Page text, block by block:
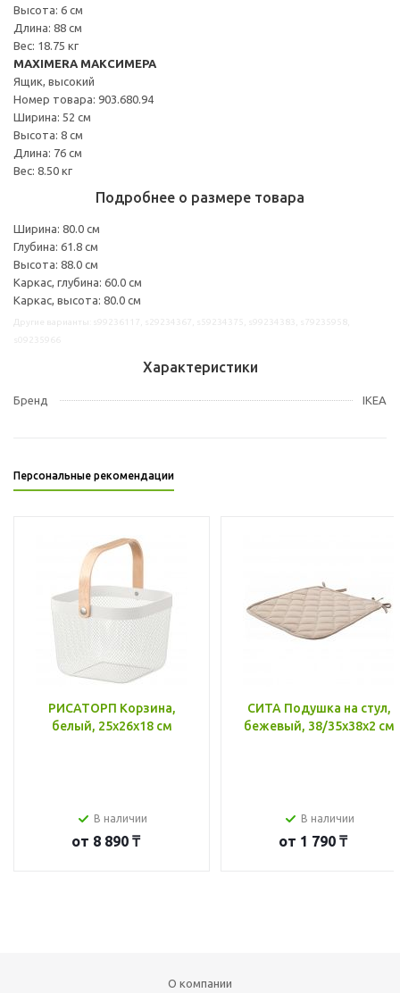
Высота: 6 см
Длина: 88 см
Вес: 18.75 кг
MAXIMERA МАКСИМЕРА
Ящик, высокий
Номер товара: 903.680.94
Ширина: 52 см
Высота: 8 см
Длина: 76 см
Вес: 8.50 кг
Подробнее о размере товара
Ширина: 80.0 см
Глубина: 61.8 см
Высота: 88.0 см
Каркас, глубина: 60.0 см
Каркас, высота: 80.0 см
Характеристики
Бренд IKEA
Персональные рекомендации
РИСАТОРП Корзина,
белый, 25x26x18 см
В наличии
от 8 890 ₸
СИТА Подушка на стул,
бежевый, 38/35x38x2 см
В наличии
от 1 790 ₸
О компании